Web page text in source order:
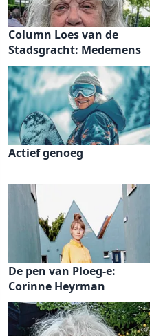
Column Loes van de
Stadsgracht: Medemens
Actief genoeg
De pen van Ploeg-e:
Corinne Heyrman